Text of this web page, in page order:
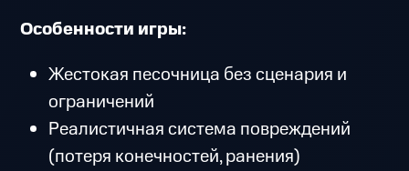
Особенности игры:
Жестокая песочница без сценария и
ограничений
Реалистичная система повреждений
(потеря конечностей, ранения)